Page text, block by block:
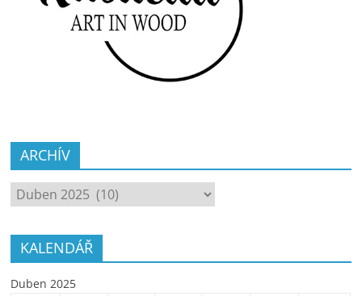
ARCHÍV
ARCHÍV
KALENDÁŘ
Duben 2025